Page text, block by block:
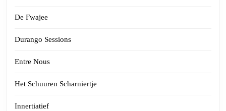
De Fwajee
Durango Sessions
Entre Nous
Het Schuuren Scharniertje
Innertiatief